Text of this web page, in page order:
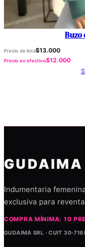
Buzo
Precio de lista$13.000
Precio en efectivo$12.000
GUDAIMA
Indumentaria
exclusiva para
COMPRA MÍNIMA: 10
GUDAIMA SRL · CUIT 30-